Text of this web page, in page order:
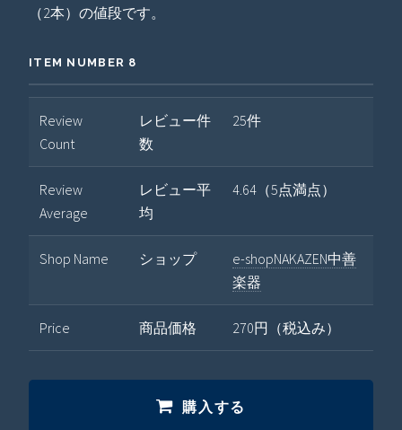
（2本）の値段です。
ITEM NUMBER 8
Review
Count
レビュー件
数
25件
Review
Average
レビュー平
均
4.64（5点満点）
Shop Name ショップ
e-shopNAKAZEN中善
楽器
Price 商品価格 270円（税込み）
購入する